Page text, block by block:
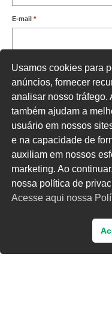
E-mail *
Site
Salvar meus dados neste
Digite uma resposta em números:
treze + 13 =
Usamos cookies para
anúncios, fornecer
analisar nosso tráfego.
também ajudam a
usuário em nossos
e na capacidade de
auxiliam em nossos
marketing. Ao
nossa política de
Acesse aqui nossa